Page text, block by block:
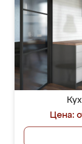
Цена: